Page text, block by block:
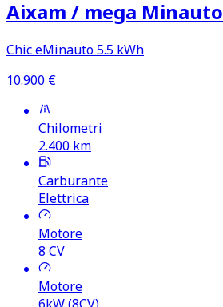
Aixam /​ mega Minauto
Chic eMinauto 5.5 kWh
10.900 €
Chilometri
2.400 km
Carburante
Elettrica
Motore
8 CV
Motore